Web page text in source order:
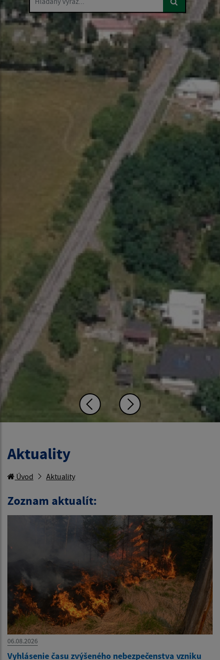
Aktuality
Úvod Aktuality
Zoznam aktualít:
06.08.2026
Vyhlásenie času zvýšeného nebezpečenstva vzniku